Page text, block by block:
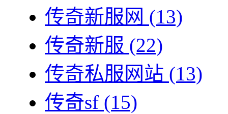
传奇新服网 (13)
传奇新服 (22)
传奇私服网站 (13)
传奇sf (15)